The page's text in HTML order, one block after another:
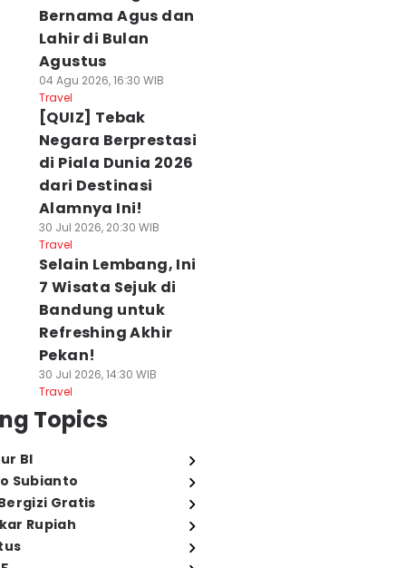
Bernama Agus dan
Lahir di Bulan
Agustus
04 Agu 2026, 16:30 WIB
Travel
[QUIZ] Tebak
Negara Berprestasi
di Piala Dunia 2026
dari Destinasi
Alamnya Ini!
30 Jul 2026, 20:30 WIB
Travel
Selain Lembang, Ini
7 Wisata Sejuk di
Bandung untuk
Refreshing Akhir
Pekan!
30 Jul 2026, 14:30 WIB
Travel
Topics
BI
Subianto
Gratis
Rupiah